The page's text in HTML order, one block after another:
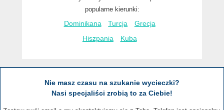
popularne kierunki:
Dominikana
Turcja Grecja
Hiszpania Kuba
Nie masz czasu na szukanie wycieczki?
Nasi specjaliści zrobią to za Ciebie!